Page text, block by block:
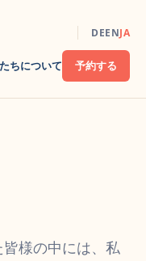
ちについて 予約する
DEENJA
様の中には、私